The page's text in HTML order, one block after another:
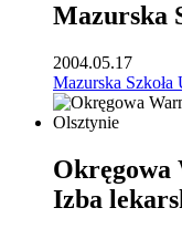
Mazurska
2004.05.17
Mazurska
Okręgowa
Izba